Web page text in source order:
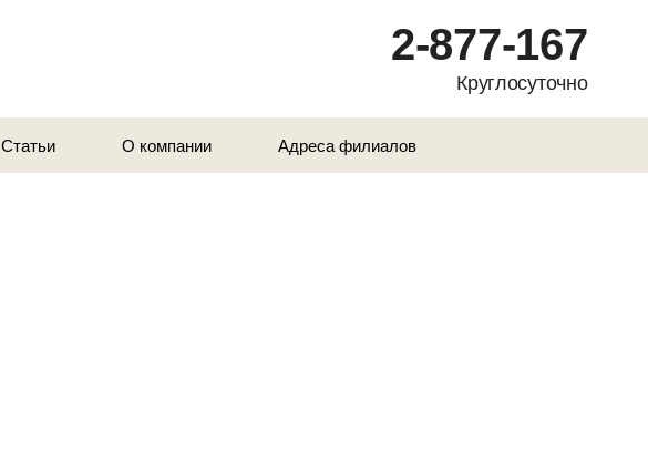
2-877-167
Круглосуточно
Статьи О компании Адреса филиалов